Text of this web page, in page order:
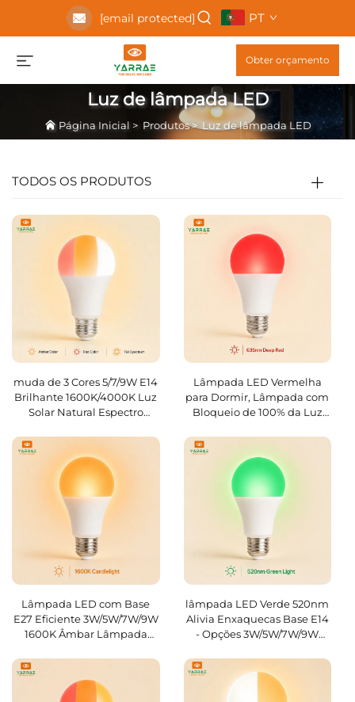
[email protected] PT
Obter orçamento
Luz de lâmpada LED
Página Inicial > Produtos> Luz de lâmpada LED
TODOS OS PRODUTOS
muda de 3 Cores 5/7/9W E14
Brilhante 1600K/4000K Luz
Solar Natural Espectro
625~630nm Lâmpada para
Quarto Interno Lâmpada
LED
Lâmpada LED Vermelha
para Dormir, Lâmpada com
Bloqueio de 100% da Luz
Vermelha de 625~630nm
que Estimulam a
Melatonina, Lâmpadas de
3W/5W/7W/9W com Base
E27 para Quarto e Sala de
Lâmpada LED com Base
E27 Eficiente 3W/5W/7W/9W
1600K Âmbar Lâmpada
lâmpada LED Verde 520nm
Alivia Enxaquecas Base E14
- Opções 3W/5W/7W/9W